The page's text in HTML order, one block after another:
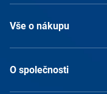
Vše o nákupu
O společnosti